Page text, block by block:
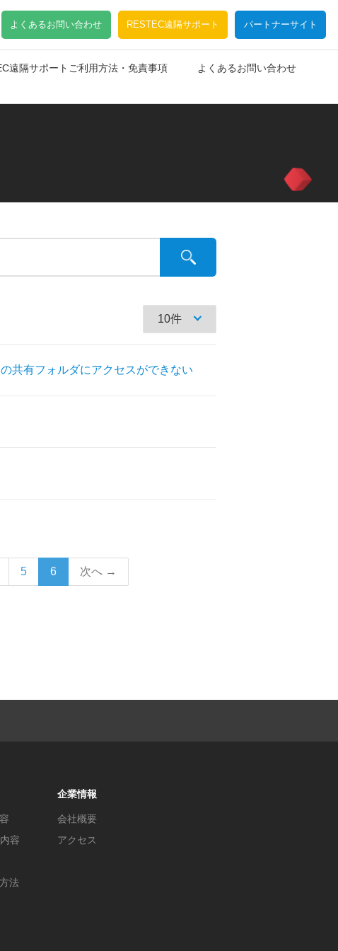
よくあるお問い合わせ RESTEC遠隔サポート パートナーサイト
遠隔サポートご利用方法・免責事項
よくあるお問い合わせ
共有フォルダにアクセスができない
5 6 次へ →
容
法
企業情報
会社概要
アクセス